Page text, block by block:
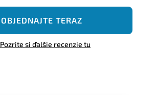
OBJEDNAJTE TERAZ
Pozrite si ďalšie recenzie tu